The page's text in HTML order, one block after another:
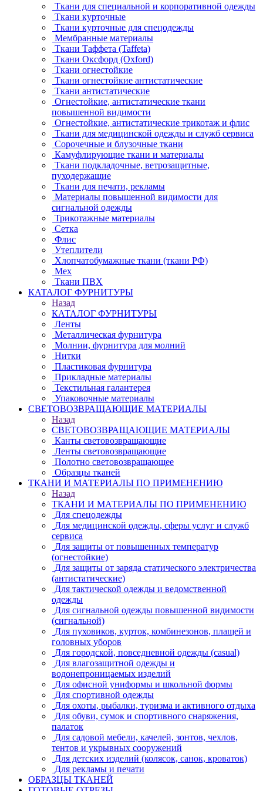
Ткани для специальной и корпоративной одежды
Ткани курточные
Ткани курточные для спецодежды
Мембранные материалы
Ткани Таффета (Taffeta)
Ткани Оксфорд (Oxford)
Ткани огнестойкие
Ткани огнестойкие антистатические
Ткани антистатические
Огнестойкие, антистатические ткани
повышенной видимости
Огнестойкие, антистатические трикотаж и флис
Ткани для медицинской одежды и служб сервиса
Сорочечные и блузочные ткани
Камуфлирующие ткани и материалы
Ткани подкладочные, ветрозащитные,
пуходержащие
Ткани для печати, рекламы
Материалы повышенной видимости для
сигнальной одежды
Трикотажные материалы
Сетка
Флис
Утеплители
Хлопчатобумажные ткани (ткани РФ)
Мех
Ткани ПВХ
КАТАЛОГ ФУРНИТУРЫ
Назад
КАТАЛОГ ФУРНИТУРЫ
Ленты
Металлическая фурнитура
Молнии, фурнитура для молний
Нитки
Пластиковая фурнитура
Прикладные материалы
Текстильная галантерея
Упаковочные материалы
СВЕТОВОЗВРАЩАЮЩИЕ МАТЕРИАЛЫ
Назад
СВЕТОВОЗВРАЩАЮЩИЕ МАТЕРИАЛЫ
Канты световозвращающие
Ленты световозвращающие
Полотно световозвращающее
Образцы тканей
ТКАНИ И МАТЕРИАЛЫ ПО ПРИМЕНЕНИЮ
Назад
ТКАНИ И МАТЕРИАЛЫ ПО ПРИМЕНЕНИЮ
Для спецодежды
Для медицинской одежды, сферы услуг и служб
сервиса
Для защиты от повышенных температур
(огнестойкие)
Для защиты от заряда статического электричества
(антистатические)
Для тактической одежды и ведомственной
одежды
Для сигнальной одежды повышенной видимости
(сигнальной)
Для пуховиков, курток, комбинезонов, плащей и
головных уборов
Для городской, повседневной одежды (casual)
Для влагозащитной одежды и
водонепроницаемых изделий
Для офисной униформы и школьной формы
Для спортивной одежды
Для охоты, рыбалки, туризма и активного отдыха
Для обуви, сумок и спортивного снаряжения,
палаток
Для садовой мебели, качелей, зонтов, чехлов,
тентов и укрывных сооружений
Для детских изделий (колясок, санок, кроваток)
Для рекламы и печати
ОБРАЗЦЫ ТКАНЕЙ